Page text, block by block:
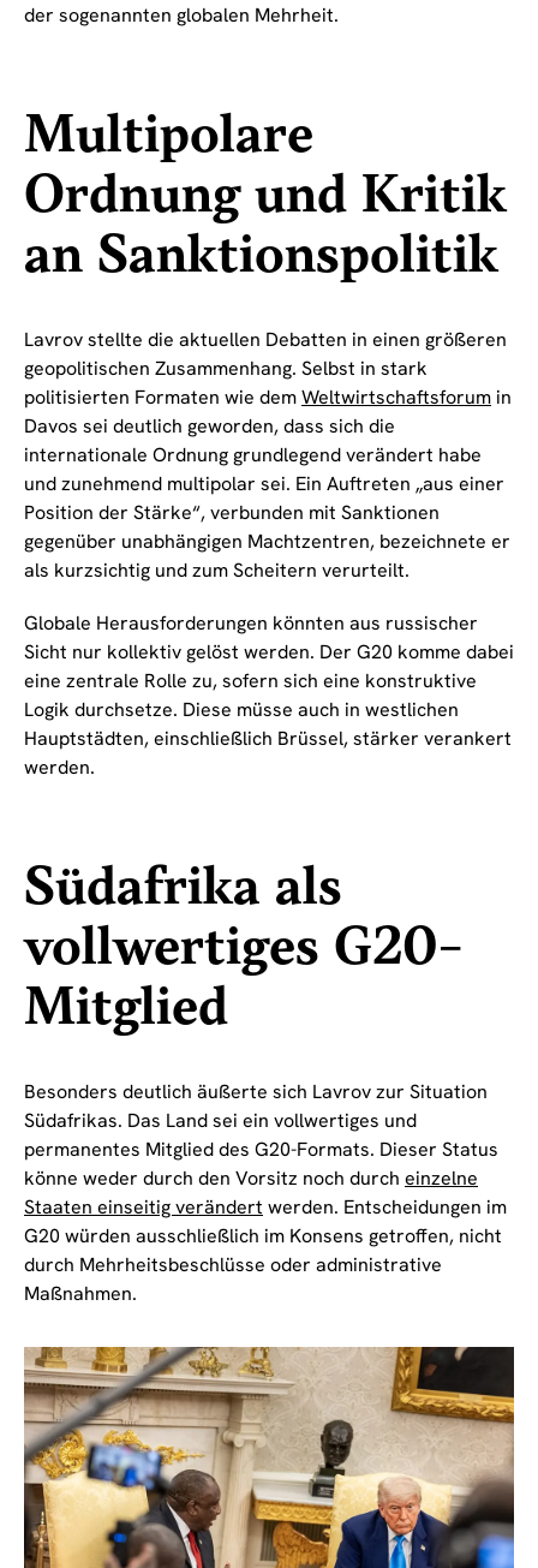
der sogenannten globalen Mehrheit.
Multipolare
Ordnung und Kritik
an Sanktionspolitik
Lavrov stellte die aktuellen Debatten in einen größeren
geopolitischen Zusammenhang. Selbst in stark
politisierten Formaten wie demWeltwirtschaftsforum in
Davos sei deutlich geworden, dass sich die
internationale Ordnung grundlegend verändert habe
und zunehmend multipolar sei. Ein Auftreten „aus einer
Position der Stärke“, verbunden mit Sanktionen
gegenüber unabhängigen Machtzentren, bezeichnete er
als kurzsichtig und zum Scheitern verurteilt.
Globale Herausforderungen könnten aus russischer
Sicht nur kollektiv gelöst werden. Der G20 komme dabei
eine zentrale Rolle zu, sofern sich eine konstruktive
Logik durchsetze. Diese müsse auch in westlichen
Hauptstädten, einschließlich Brüssel, stärker verankert
werden.
Südafrika als
vollwertiges G20-
Mitglied
Besonders deutlich äußerte sich Lavrov zur Situation
Südafrikas. Das Land sei ein vollwertiges und
permanentes Mitglied des G20-Formats. Dieser Status
könne weder durch den Vorsitz noch durch einzelne
Staaten einseitig verändert werden. Entscheidungen im
G20 würden ausschließlich im Konsens getroffen, nicht
durch Mehrheitsbeschlüsse oder administrative
Maßnahmen.